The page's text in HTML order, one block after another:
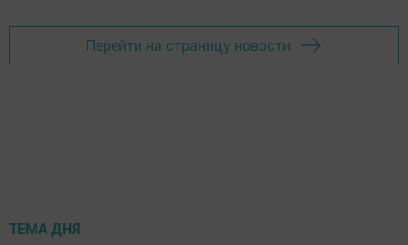
Перейти на страницу новости
ТЕМА ДНЯ